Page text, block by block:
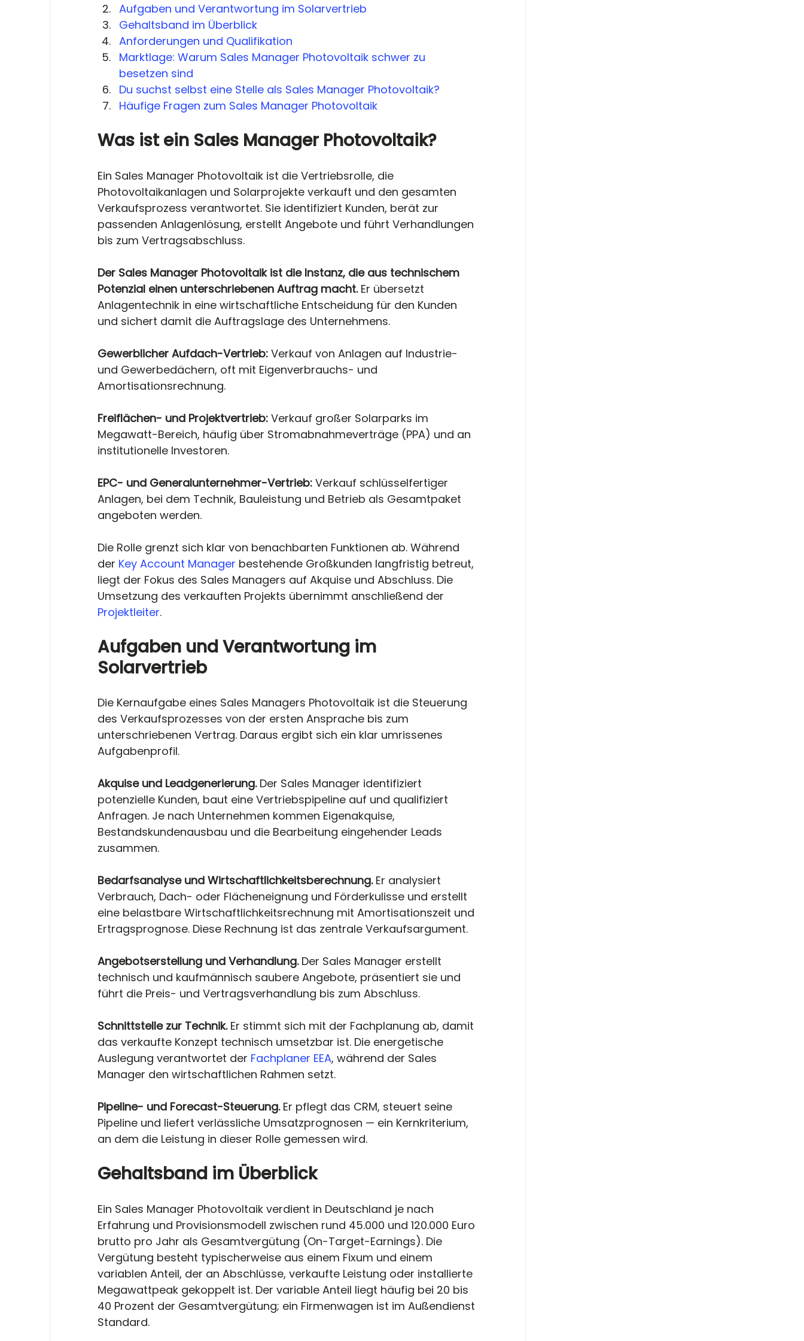
Aufgaben und Verantwortung im Solarvertrieb
Gehaltsband im Überblick
Anforderungen und Qualifikation
Marktlage: Warum Sales Manager Photovoltaik schwer zu
besetzen sind
Du suchst selbst eine Stelle als Sales Manager Photovoltaik?
Häufige Fragen zum Sales Manager Photovoltaik
Was ist ein Sales Manager Photovoltaik?
Ein Sales Manager Photovoltaik ist die Vertriebsrolle, die
Photovoltaikanlagen und Solarprojekte verkauft und den gesamten
Verkaufsprozess verantwortet. Sie identifiziert Kunden, berät zur
passenden Anlagenlösung, erstellt Angebote und führt Verhandlungen
bis zum Vertragsabschluss.
Der Sales Manager Photovoltaik ist die Instanz, die aus technischem
Potenzial einen unterschriebenen Auftrag macht. Er übersetzt
Anlagentechnik in eine wirtschaftliche Entscheidung für den Kunden
und sichert damit die Auftragslage des Unternehmens.
Gewerblicher Aufdach-Vertrieb: Verkauf von Anlagen auf Industrie-
und Gewerbedächern, oft mit Eigenverbrauchs- und
Amortisationsrechnung.
Freiflächen- und Projektvertrieb: Verkauf großer Solarparks im
Megawatt-Bereich, häufig über Stromabnahmeverträge (PPA) und an
institutionelle Investoren.
EPC- und Generalunternehmer-Vertrieb: Verkauf schlüsselfertiger
Anlagen, bei dem Technik, Bauleistung und Betrieb als Gesamtpaket
angeboten werden.
Die Rolle grenzt sich klar von benachbarten Funktionen ab. Während
der Key Account Manager bestehende Großkunden langfristig betreut,
liegt der Fokus des Sales Managers auf Akquise und Abschluss. Die
Umsetzung des verkauften Projekts übernimmt anschließend der
Projektleiter.
Aufgaben und Verantwortung im
Solarvertrieb
Die Kernaufgabe eines Sales Managers Photovoltaik ist die Steuerung
des Verkaufsprozesses von der ersten Ansprache bis zum
unterschriebenen Vertrag. Daraus ergibt sich ein klar umrissenes
Aufgabenprofil.
Akquise und Leadgenerierung. Der Sales Manager identifiziert
potenzielle Kunden, baut eine Vertriebspipeline auf und qualifiziert
Anfragen. Je nach Unternehmen kommen Eigenakquise,
Bestandskundenausbau und die Bearbeitung eingehender Leads
zusammen.
Bedarfsanalyse und Wirtschaftlichkeitsberechnung. Er analysiert
Verbrauch, Dach- oder Flächeneignung und Förderkulisse und erstellt
eine belastbare Wirtschaftlichkeitsrechnung mit Amortisationszeit und
Ertragsprognose. Diese Rechnung ist das zentrale Verkaufsargument.
Angebotserstellung und Verhandlung. Der Sales Manager erstellt
technisch und kaufmännisch saubere Angebote, präsentiert sie und
führt die Preis- und Vertragsverhandlung bis zum Abschluss.
Schnittstelle zur Technik. Er stimmt sich mit der Fachplanung ab, damit
das verkaufte Konzept technisch umsetzbar ist. Die energetische
Auslegung verantwortet der Fachplaner EEA, während der Sales
Manager den wirtschaftlichen Rahmen setzt.
Pipeline- und Forecast-Steuerung. Er pflegt das CRM, steuert seine
Pipeline und liefert verlässliche Umsatzprognosen — ein Kernkriterium,
an dem die Leistung in dieser Rolle gemessen wird.
Gehaltsband im Überblick
Ein Sales Manager Photovoltaik verdient in Deutschland je nach
Erfahrung und Provisionsmodell zwischen rund 45.000 und 120.000 Euro
brutto pro Jahr als Gesamtvergütung (On-Target-Earnings). Die
Vergütung besteht typischerweise aus einem Fixum und einem
variablen Anteil, der an Abschlüsse, verkaufte Leistung oder installierte
Megawattpeak gekoppelt ist. Der variable Anteil liegt häufig bei 20 bis
40 Prozent der Gesamtvergütung; ein Firmenwagen ist im Außendienst
Standard.